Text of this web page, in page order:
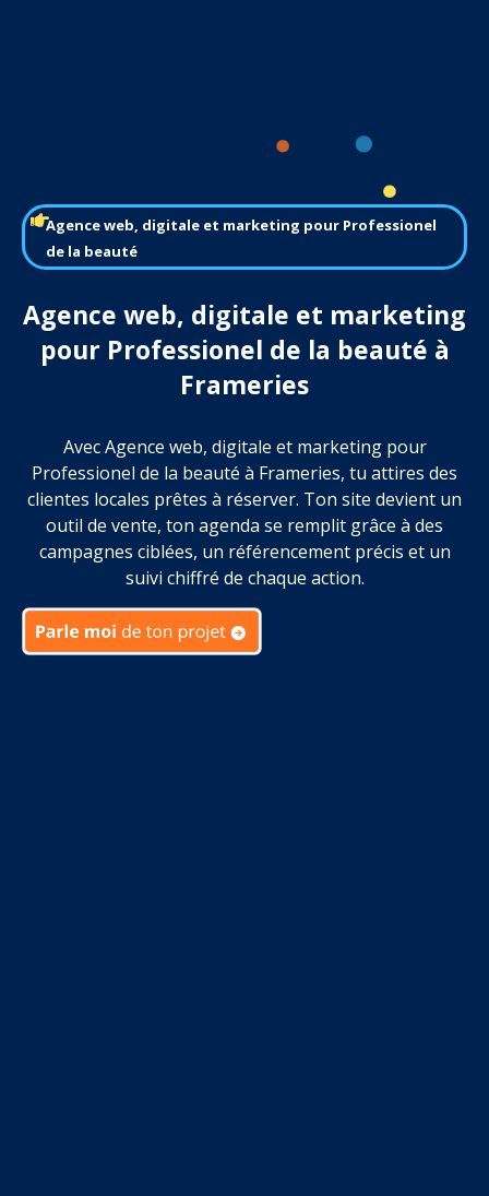
Agence web, digitale et marketing pour Professionel
de la beauté
Agence web, digitale et marketing
pour Professionel de la beauté à
Frameries
Avec Agence web, digitale et marketing pour
Professionel de la beauté à Frameries, tu attires des
clientes locales prêtes à réserver. Ton site devient un
outil de vente, ton agenda se remplit grâce à des
campagnes ciblées, un référencement précis et un
suivi chiffré de chaque action.